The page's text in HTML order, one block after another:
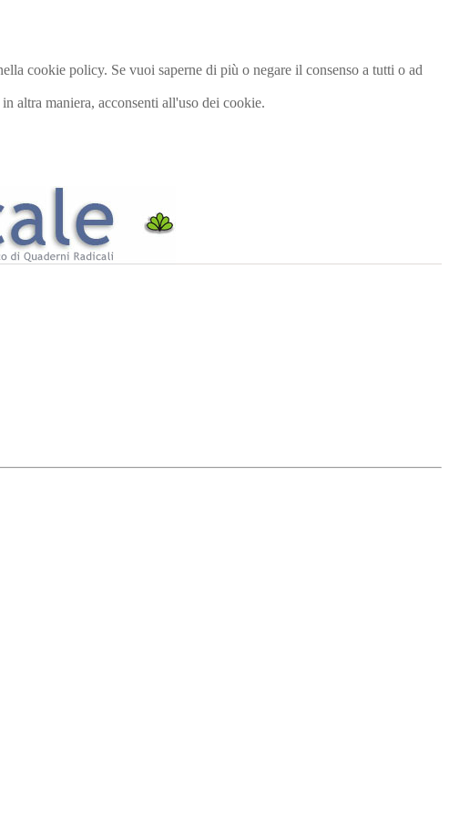
cookie policy. Se vuoi saperne di più o negare il consenso a tutti o ad
altra maniera, acconsenti all'uso dei cookie.